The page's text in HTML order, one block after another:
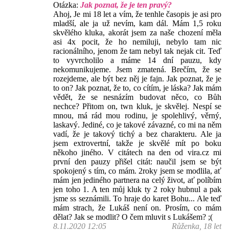
Otázka: Jak poznat, že je ten pravý?
Ahoj, Je mi 18 let a vím, že tenhle časopis je asi pro
mladší, ale ja už nevím, kam dál. Mám 1,5 roku
skvělého kluka, akorát jsem za naše chození měla
asi 4x pocit, že ho nemiluji, nebylo tam nic
racionálního, jenom že tam nebyl tak nejak cit. Teď
to vyvrcholilo a máme 14 dní pauzu, kdy
nekomunikujeme. Jsem zmatená. Brečím, že se
rozejdeme, ale být bez něj je fajn. Jak poznat, že je
to on? Jak poznat, že to, co cítím, je láska? Jak mám
vědět, že se nesnázím budovat něco, co Bůh
nechce? Přitom on, twn kluk, je skvělej. Nespí se
mnou, má rád mou rodinu, je spolehlivý, věrný,
laskavý. Jediné, co je takové závazné, co mi na něm
vadí, že je takový tichý a bez charakteru. Ale ja
jsem extrovertní, takže je skvělé mít po boku
někoho jiného. V citátech na den od vira.cz mi
první den pauzy přišel citát: naučil jsem se být
spokojený s tím, co mám. 2roky jsem se modlila, ať
mám jen jediného partnera na celý život, ať políbím
jen toho 1. A ten můj kluk ty 2 roky hubnul a pak
jsme ss seznámili. To hraje do karet Bohu... Ale teď
mám strach, že Lukáš není on. Prosím, co mám
dělat? Jak se modlit? O čem mluvit s Lukášem? ;(
8.11.2020 12:05
Růženka, 18 let